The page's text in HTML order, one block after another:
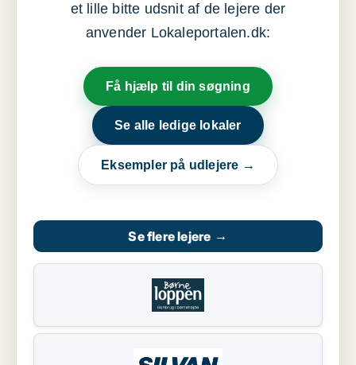
et lille bitte udsnit af de lejere der
anvender Lokaleportalen.dk:
Få hjælp til din søgning
Se alle ledige lokaler
Eksempler på udlejere →
Se flere lejere →